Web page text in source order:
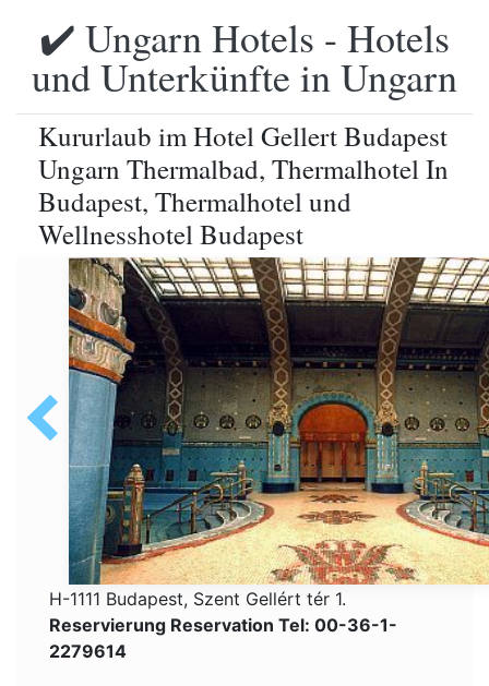
✔️ Ungarn Hotels - Hotels
und Unterkünfte in Ungarn
Kururlaub im Hotel Gellert Budapest
Ungarn Thermalbad, Thermalhotel In
Budapest, Thermalhotel und
Wellnesshotel Budapest
H-1111 Budapest, Szent Gellért tér 1.
Reservierung Reservation Tel: 00-36-1-
2279614